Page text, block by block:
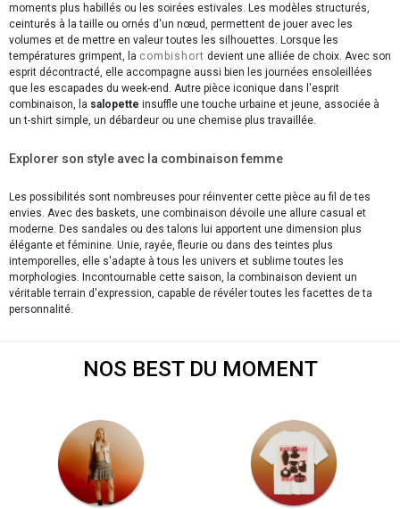
moments plus habillés ou les soirées estivales. Les modèles structurés,
ceinturés à la taille ou ornés d'un nœud, permettent de jouer avec les
volumes et de mettre en valeur toutes les silhouettes. Lorsque les
températures grimpent, la combishort devient une alliée de choix. Avec son
esprit décontracté, elle accompagne aussi bien les journées ensoleillées
que les escapades du week-end. Autre pièce iconique dans l'esprit
combinaison, la salopette insuffle une touche urbaine et jeune, associée à
un t-shirt simple, un débardeur ou une chemise plus travaillée.
Explorer son style avec la combinaison femme
Les possibilités sont nombreuses pour réinventer cette pièce au fil de tes
envies. Avec des baskets, une combinaison dévoile une allure casual et
moderne. Des sandales ou des talons lui apportent une dimension plus
élégante et féminine. Unie, rayée, fleurie ou dans des teintes plus
intemporelles, elle s'adapte à tous les univers et sublime toutes les
morphologies. Incontournable cette saison, la combinaison devient un
véritable terrain d'expression, capable de révéler toutes les facettes de ta
personnalité.
NOS BEST DU MOMENT